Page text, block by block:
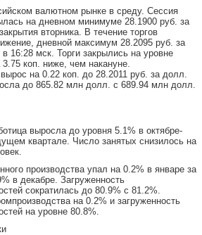
валютном рынке в среду. Сессия
на дневном минимуме 28.1900 руб. за
вторника. В течение торгов
дневной максимум 28.2095 руб. за
16:28 мск. Торги закрылись на уровне
коп. ниже, чем накануне.
на 0.22 коп. до 28.2011 руб. за долл.
до 865.82 млн долл. с 689.94 млн долл.
выросла до уровня 5.1% в октябре-
квартале. Число занятых снизилось на
производства упал на 0.2% в январе за
в декабре. Загруженность
сократилась до 80.9% с 81.2%.
на 0.2% и загруженность
на уровне 80.8%.